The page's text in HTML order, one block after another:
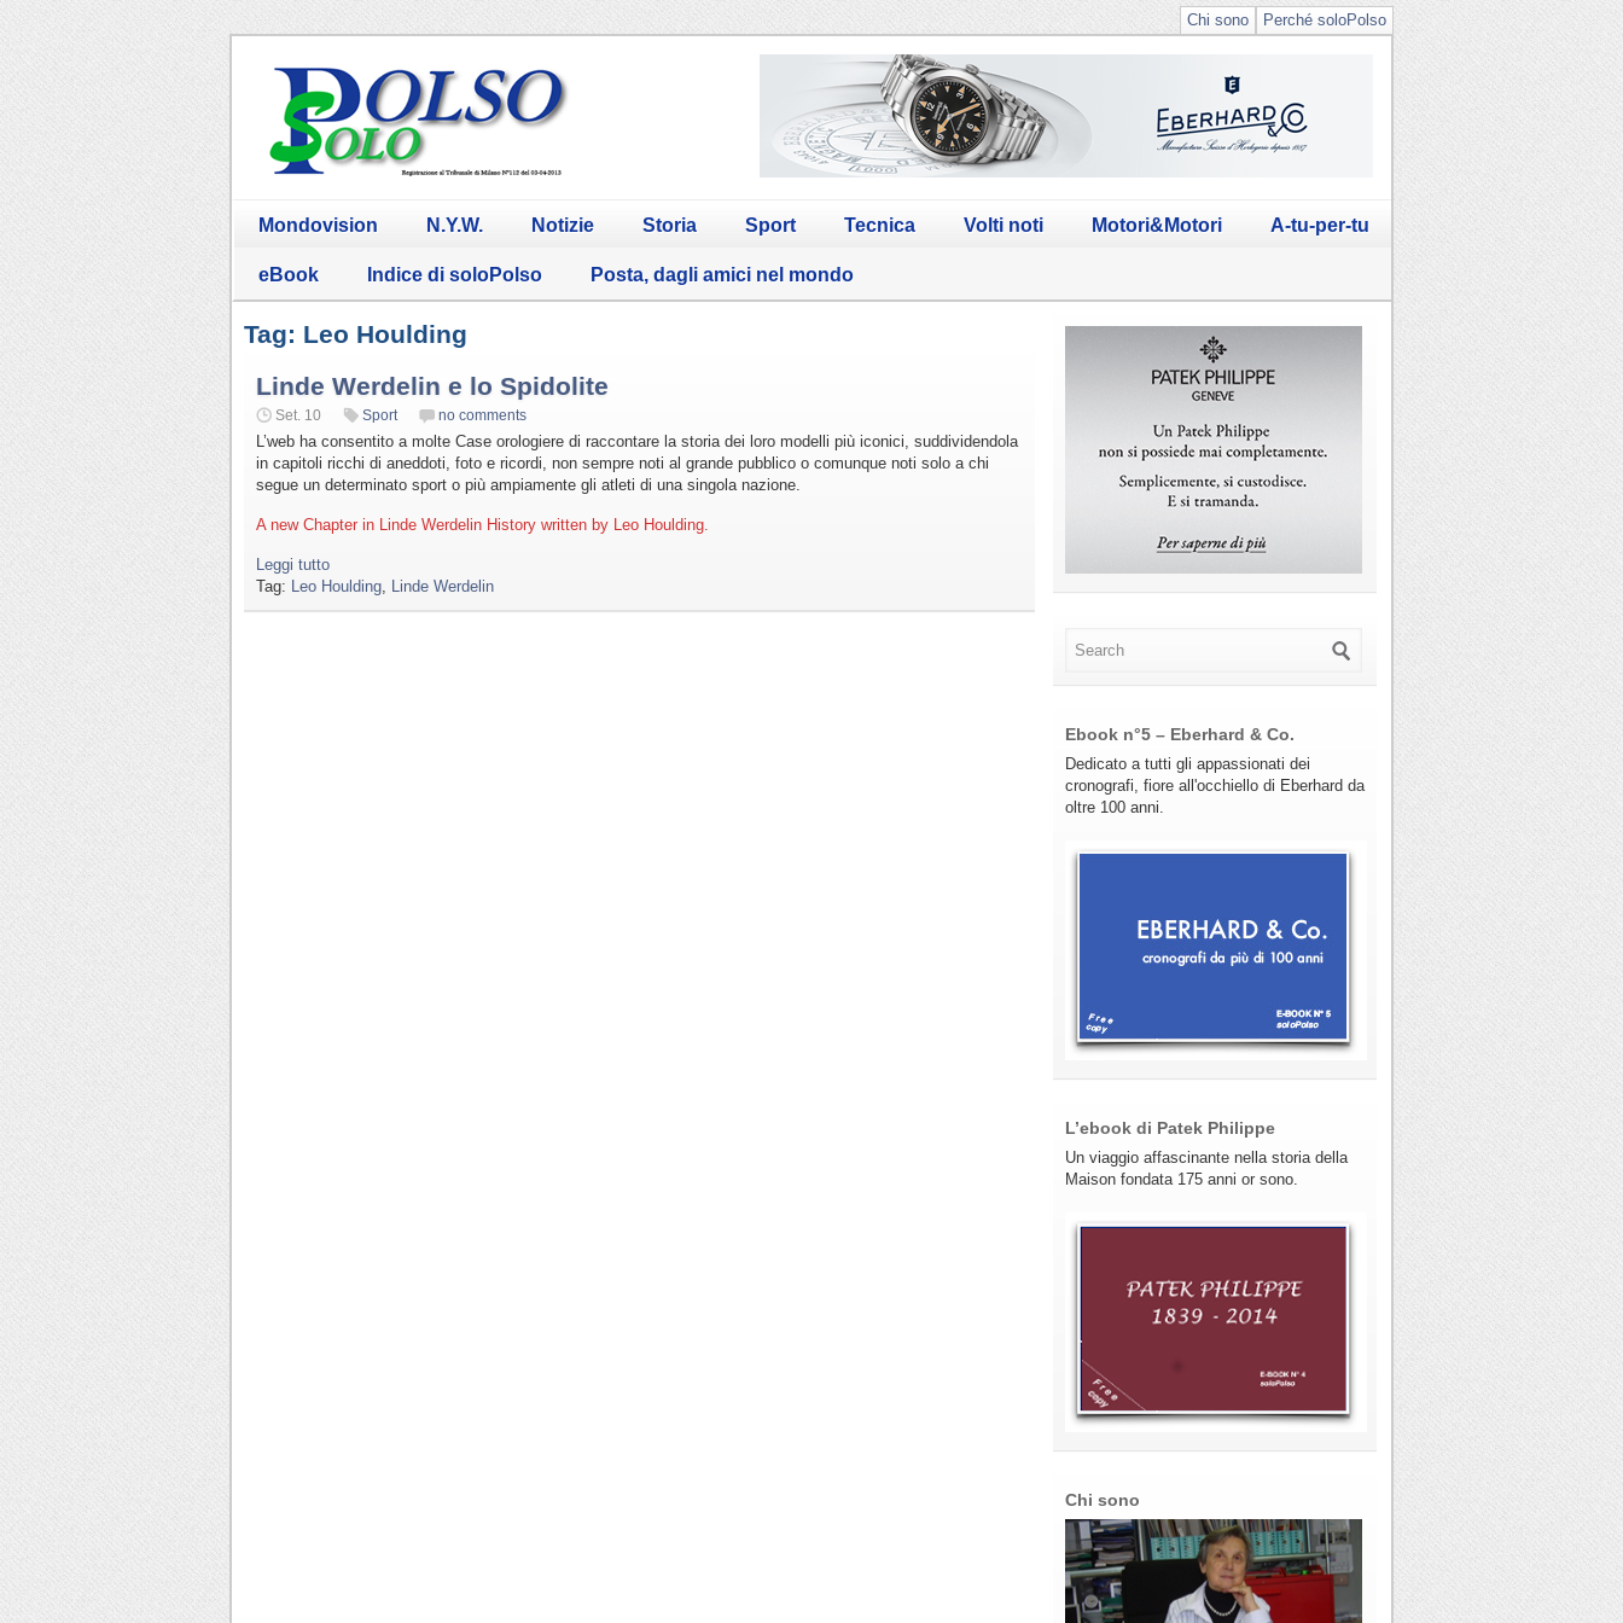
Perché soloPolso
Chi sono
Mondovision N.Y.W. Notizie Storia Sport Tecnica Volti noti Motori&Motori A-tu-per-tu
eBook Indice di soloPolso Posta, dagli amici nel mondo
Tag: Leo Houlding
Linde Werdelin e lo Spidolite
Set. 10 Sport no comments
L’web ha consentito a molte Case orologiere di raccontare la storia dei loro modelli più iconici, suddividendola
in capitoli ricchi di aneddoti, foto e ricordi, non sempre noti al grande pubblico o comunque noti solo a chi
segue un determinato sport o più ampiamente gli atleti di una singola nazione.
A new Chapter in Linde Werdelin History written by Leo Houlding.
Leggi tutto
Tag: Leo Houlding Linde Werdelin
Ebook n°5 – Eberhard & Co.
Dedicato a tutti gli appassionati dei
cronografi, fiore all'occhiello di Eberhard da
oltre 100 anni.
L’ebook di Patek Philippe
Un viaggio affascinante nella storia della
Maison fondata 175 anni or sono.
Chi sono